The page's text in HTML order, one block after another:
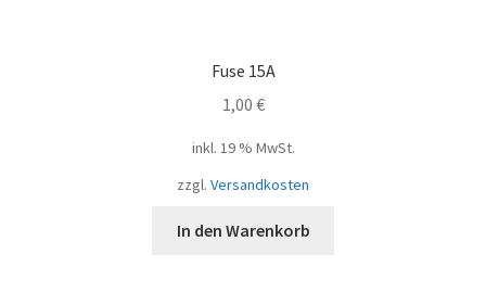
Fuse 15A
1,00 €
inkl. 19 % MwSt.
zzgl. Versandkosten
In den Warenkorb